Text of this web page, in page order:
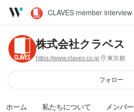
CLAVES member interview
株式会社クラベス
https://www.claves.co.jp 東京都
フォロー
ホーム 私たちについて メンバー